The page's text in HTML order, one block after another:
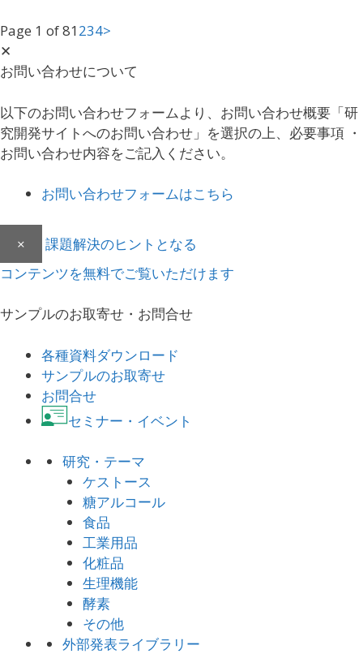
Page 1 of 81234>
✕
お問い合わせについて
以下のお問い合わせフォームより、お問い合わせ概要「研
究開発サイトへのお問い合わせ」を選択の上、必要事項 ・
お問い合わせ内容をご記入ください。
お問い合わせフォームはこちら
×
課題解決のヒントとなる
コンテンツを無料でご覧いただけます
サンプルのお取寄せ・お問合せ
各種資料ダウンロード
サンプルのお取寄せ
お問合せ
セミナー・イベント
研究・テーマ
ケストース
糖アルコール
食品
工業用品
化粧品
生理機能
酵素
その他
外部発表ライブラリー